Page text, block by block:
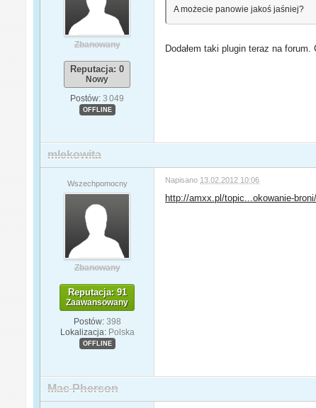
Zbanowany
Reputacja: 0
Nowy
Postów: 3 049
OFFLINE
A możecie panowie jakoś jaśniej?
Dodałem taki plugin teraz na
mlekowita
Wszechpomocny
Zbanowany
Reputacja: 91
Zaawansowany
Postów: 398
Lokalizacja: Polska
OFFLINE
Napisano 13.02.2012 10:06
http://amxx.pl/topic...okowanie-broni/
Mac Pherson